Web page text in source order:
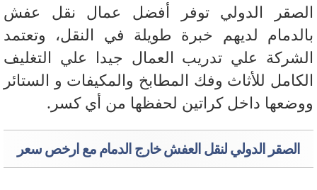
الدولي توفر أفضل عمال نقل عفش
لديهم خبرة طويلة في النقل، وتعتمد
علي تدريب العمال جيدا علي التغليف
للأثاث وفك المطابخ والمكيفات و الستائر
داخل كراتين لحفظها من أي كسر.
الصقر الدولي لنقل العفش خارج الدمام مع ارخص سعر